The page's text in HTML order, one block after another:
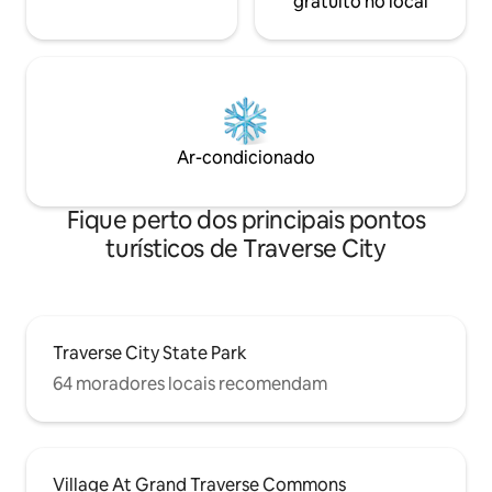
Ar-condicionado
Fique perto dos principais pontos
turísticos de Traverse City
Traverse City State Park
64 moradores locais recomendam
Village At Grand Traverse Commons